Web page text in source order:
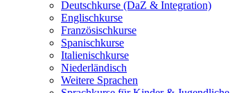
Deutschkurse (DaZ & Integration)
Englischkurse
Französischkurse
Spanischkurse
Italienischkurse
Niederländisch
Weitere Sprachen